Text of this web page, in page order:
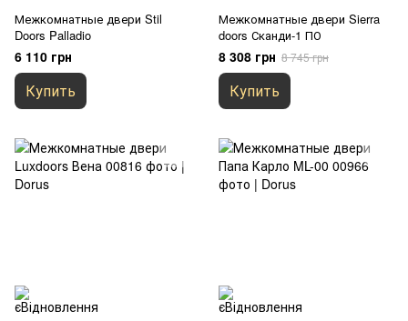
Межкомнатные двери Stil
Doors Palladio
6 110 грн
Купить
Межкомнатные двери Sierra
doors Сканди-1 ПО
8 308 грн 8 745 грн
Купить